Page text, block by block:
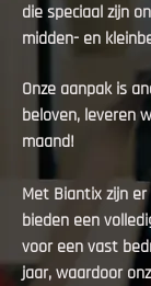
die speciaal zijn
midden- en
Onze aanpak is
beloven, leveren
maand!
Met Biantix zijn
bieden een
voor een vast
jaar, waardoor